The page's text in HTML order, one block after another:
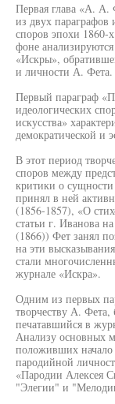
Первая глава «А. А.
из двух параграфов
споров эпохи 1860-
фоне
«Искры»,
и личности А. Фета.
Первый параграф
идеологических
искусства»
демократической и
В этот период
споров между
критики о
принял в ней
(1856-1857), «О
статьи г. Иванова
(1866)) Фет занял
на эти
стали
журнале «Искра».
Одним из первых
творчеству А.
печатавшийся в
Анализу основных
положивших начало
пародийной
«Пародии Алексея
"Элегии" и